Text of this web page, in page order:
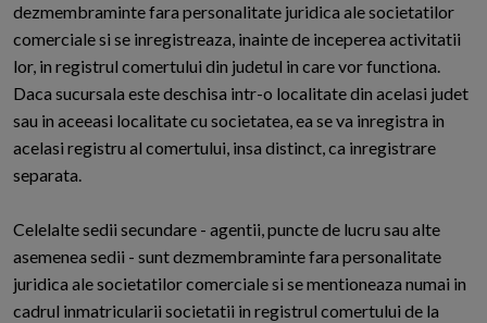
dezmembraminte fara personalitate juridica ale societatilor
comerciale si se inregistreaza, inainte de inceperea activitatii
lor, in registrul comertului din judetul in care vor functiona.
Daca sucursala este deschisa intr-o localitate din acelasi judet
sau in aceeasi localitate cu societatea, ea se va inregistra in
acelasi registru al comertului, insa distinct, ca inregistrare
separata.
Celelalte sedii secundare - agentii, puncte de lucru sau alte
asemenea sedii - sunt dezmembraminte fara personalitate
juridica ale societatilor comerciale si se mentioneaza numai in
cadrul inmatricularii societatii in registrul comertului de la